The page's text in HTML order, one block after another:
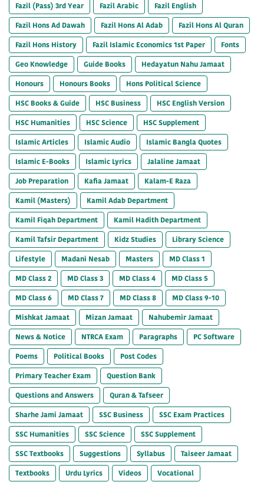
Fazil (Pass) 3rd Year
Fazil Arabic
Fazil English
Fazil Hons Ad Dawah
Fazil Hons Al Adab
Fazil Hons Al Quran
Fazil Hons History
Fazil Islamic Economics 1st Paper
Fonts
Geo Knowledge
Guide Books
Hedayatun Nahu Jamaat
Honours
Honours Books
Hons Political Science
HSC Books & Guide
HSC Business
HSC English Version
HSC Humanities
HSC Science
HSC Supplement
Islamic Articles
Islamic Audio
Islamic Bangla Quotes
Islamic E-Books
Islamic Lyrics
Jalaline Jamaat
Job Preparation
Kafia Jamaat
Kalam-E Raza
Kamil (Masters)
Kamil Adab Department
Kamil Fiqah Department
Kamil Hadith Department
Kamil Tafsir Department
Kidz Studies
Library Science
Lifestyle
Madani Nesab Masters
MD Class 1
MD Class 2
MD Class 3 MD Class 4
MD Class 5
MD Class 6
MD Class 7 MD Class 8
MD Class 9-10
Mishkat Jamaat
Mizan Jamaat
Nahubemir Jamaat
News & Notice
NTRCA Exam Paragraphs
PC Software
Poems
Political Books
Post Codes
Primary Teacher Exam
Question Bank
Questions and Answers
Quran & Tafseer
Sharhe Jami Jamaat
SSC Business
SSC Exam Practices
SSC Humanities
SSC Science
SSC Supplement
SSC Textbooks
Suggestions Syllabus
Taiseer Jamaat
Textbooks
Urdu Lyrics Videos Vocational